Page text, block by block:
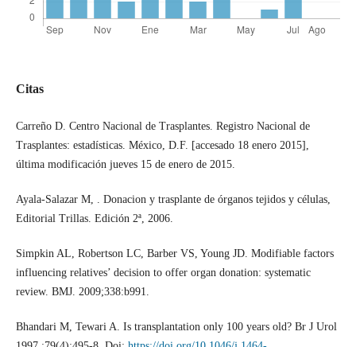
Citas
Carreño D. Centro Nacional de Trasplantes. Registro Nacional de
Trasplantes: estadísticas. México, D.F. [accesado 18 enero 2015],
última modificación jueves 15 de enero de 2015.
Ayala-Salazar M, . Donacion y trasplante de órganos tejidos y células,
Editorial Trillas. Edición 2ª, 2006.
Simpkin AL, Robertson LC, Barber VS, Young JD. Modifiable factors
influencing relatives’ decision to offer organ donation: systematic
review. BMJ. 2009;338:b991.
Bhandari M, Tewari A. Is transplantation only 100 years old? Br J Urol